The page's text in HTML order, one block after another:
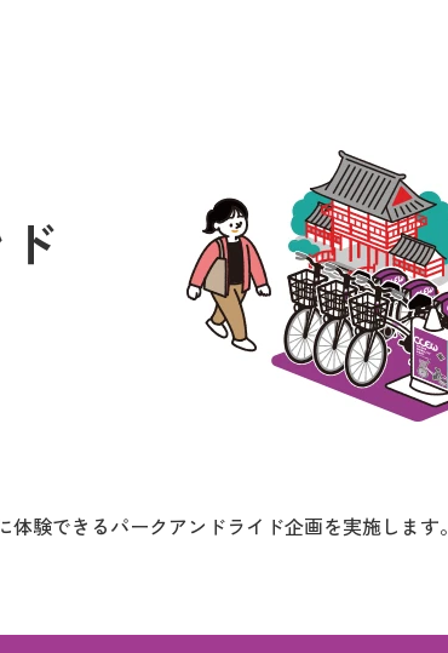
験できるパークアンドライド企画を実施します。